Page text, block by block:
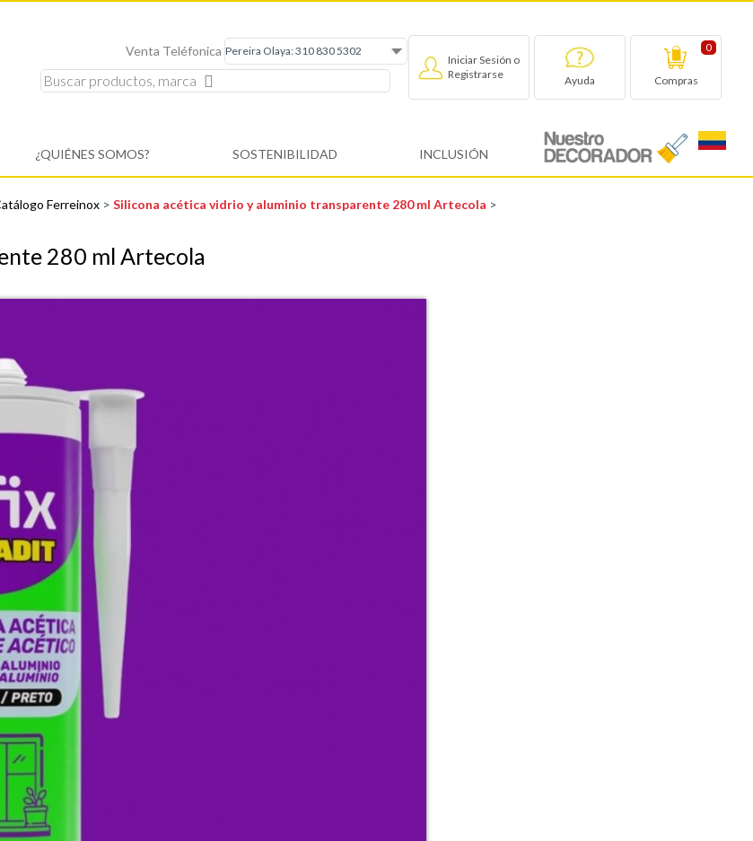
Venta Teléfonica
Iniciar Sesión o
Registrarse
Ayuda
0
Compras
¿QUIÉNES SOMOS? SOSTENIBILIDAD INCLUSIÓN
Ferreinox > Silicona acética vidrio y aluminio transparente 280 ml Artecola >
280 ml Artecola